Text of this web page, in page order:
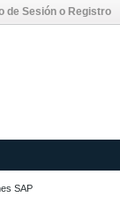
de Sesión o Registro
SAP